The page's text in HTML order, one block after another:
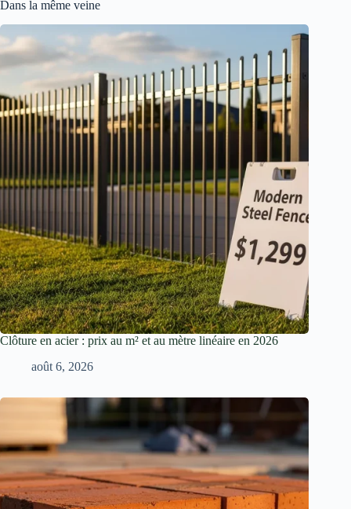
Dans la même veine
Clôture en acier : prix au m² et au mètre linéaire en 2026
août 6, 2026